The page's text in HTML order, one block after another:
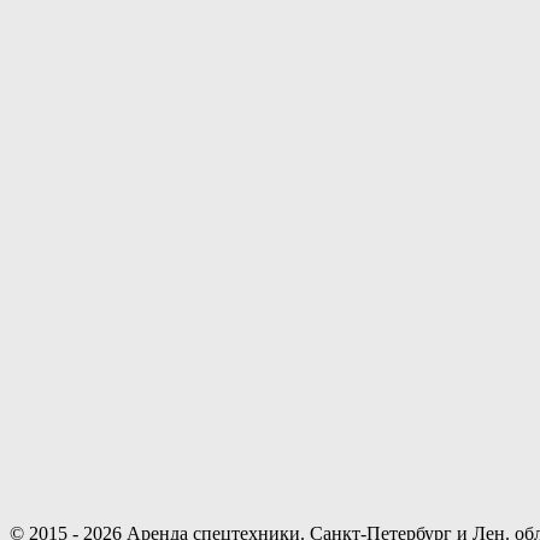
© 2015 - 2026 Аренда спецтехники. Санкт-Петербург и Лен.